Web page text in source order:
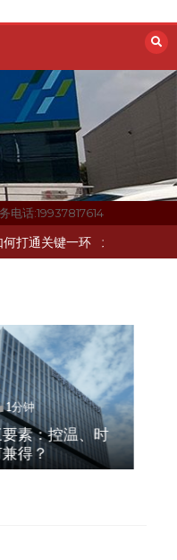
电话:19937817614
北京餐饮企业如何选择冷链
1分钟
，冷链配送如
流通难题？